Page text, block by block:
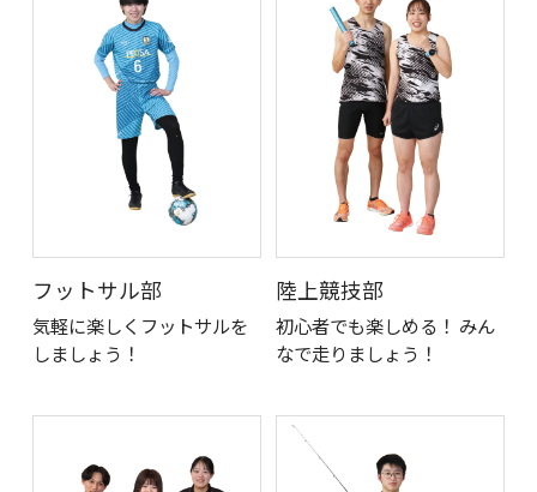
フットサル部
気軽に楽しくフットサルを
しましょう！
陸上競技部
初心者でも楽しめる！ みん
なで走りましょう！